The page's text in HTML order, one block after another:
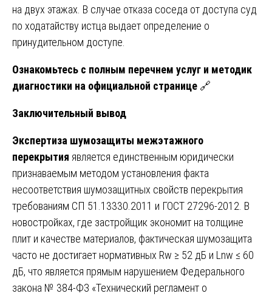
на двух этажах. В случае отказа соседа от доступа суд
по ходатайству истца выдает определение о
принудительном доступе.
Ознакомьтесь с полным перечнем услуг и методик
диагностики на официальной странице 🔗
Заключительный вывод
Экспертиза шумозащиты межэтажного
перекрытия является единственным юридически
признаваемым методом установления факта
несоответствия шумозащитных свойств перекрытия
требованиям СП 51.13330.2011 и ГОСТ 27296-2012. В
новостройках, где застройщик экономит на толщине
плит и качестве материалов, фактическая шумозащита
часто не достигает нормативных Rw ≥ 52 дБ и Lnw ≤ 60
дБ, что является прямым нарушением Федерального
закона № 384-ФЗ «Технический регламент о